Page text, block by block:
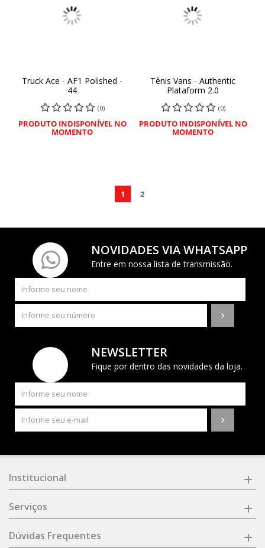
Truck Ace - AF1 Polished -
44
(0)
PRODUTO INDISPONÍVEL NO
MOMENTO
Tênis Vans - Authentic
Plataform 2.0
(0)
PRODUTO INDISPONÍVEL NO
MOMENTO
1 2
NOVIDADES VIA WHATSAPP
Entre em nossa lista de transmissão.
NEWSLETTER
Fique por dentro das novidades da loja.
Institucional
Serviços
Dúvidas Frequentes